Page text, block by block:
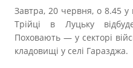
Завтра, 20 червня, о 8.45 у
Трійці в Луцьку
Поховають — у секторі
кладовищі у селі Гаразджа.